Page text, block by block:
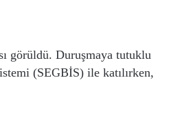
görüldü. Duruşmaya tutuklu
(SEGBİS) ile katılırken,